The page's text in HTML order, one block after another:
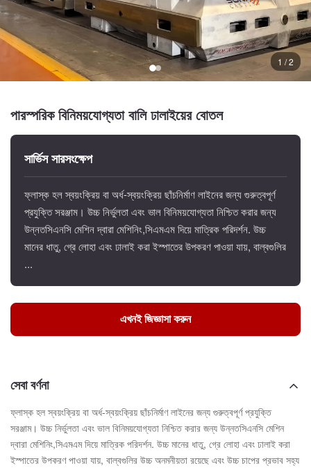
1 / 2
পারস্পরিক বিনিময়যোগ্যতা বালি ঢালাইয়ের বোতল
সার্ভিস সারসংক্ষেপ
ফ্লাস্ক হল স্বয়ংক্রিয় বা অর্ধ-স্বয়ংক্রিয় ছাঁচনির্মাণ লাইনের জন্য গুরুত্বপূর্ণ
প্রযুক্তি সরঞ্জাম। উচ্চ নির্ভুলতা এবং ভাল বিনিময়যোগ্যতা নিশ্চিত করার জন্য
উন্নতসিএনসি মেশিন দ্বারা মেশিনিং,সিএমএম দিয়ে মাত্রিক পরিদর্শন. উচ্চ
মানের ধাতু, গ্রে লোহা এবং ঢালাই করা ইস্পাতের উপকরণ পাওয়া যায়, বাল্বগুলির
...
এখনই জিজ্ঞাসা করুন
সেবা বর্ণনা
ফ্লাস্ক হল স্বয়ংক্রিয় বা অর্ধ-স্বয়ংক্রিয় ছাঁচনির্মাণ লাইনের জন্য গুরুত্বপূর্ণ প্রযুক্তি
সরঞ্জাম। উচ্চ নির্ভুলতা এবং ভাল বিনিময়যোগ্যতা নিশ্চিত করার জন্য উন্নতসিএনসি মেশিন
দ্বারা মেশিনিং,সিএমএম দিয়ে মাত্রিক পরিদর্শন. উচ্চ মানের ধাতু, গ্রে লোহা এবং ঢালাই করা
ইস্পাতের উপকরণ পাওয়া যায়, বাল্বগুলির উচ্চ অনমনীয়তা রয়েছে এবং উচ্চ চাপের প্রভাব সহ্য